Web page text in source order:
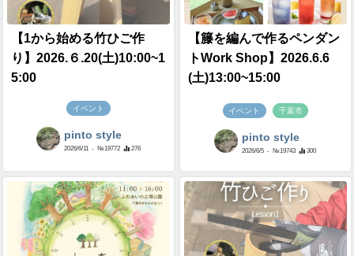
【1から始める竹ひご作
り】2026.６.20(土)10:00~1
5:00
イベント
pinto style
2026/6/11 - №19772 276
【籐を編んで作るペンダン
トWork Shop】2026.6.6
(土)13:00~15:00
イベント 千葉市
pinto style
2026/6/5 - №19743 300